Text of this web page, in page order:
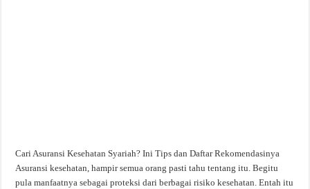
Cari Asuransi Kesehatan Syariah? Ini Tips dan Daftar Rekomendasinya
Asuransi kesehatan, hampir semua orang pasti tahu tentang itu. Begitu
pula manfaatnya sebagai proteksi dari berbagai risiko kesehatan. Entah itu